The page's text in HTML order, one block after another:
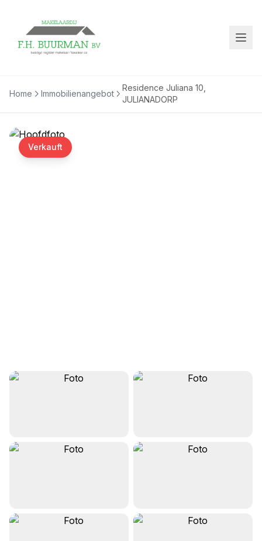
Home Immobilienangebot
Residence Juliana 10,
JULIANADORP
Verkauft